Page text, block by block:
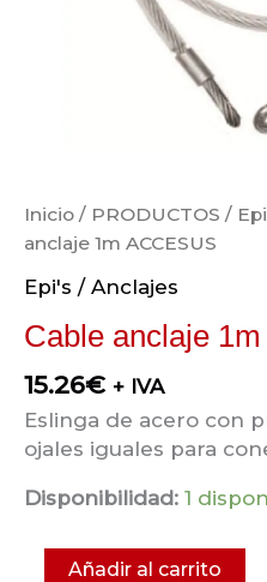
Inicio / PRODUCTOS /
anclaje 1m ACCESUS
Epi's / Anclajes
Cable anclaje
15.26€ + IVA
Eslinga de acero con
ojales iguales para
Disponibilidad: 1
Añadir al carrito